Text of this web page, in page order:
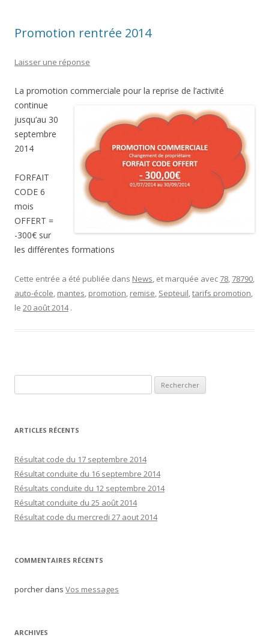
Promotion rentrée 2014
Laisser une réponse
La promotion commerciale pour la reprise de l’activité
continue
jusqu’au 30
septembre
2014
FORFAIT
CODE 6
mois
OFFERT =
-300€ sur
les différentes formations
Cette entrée a été publiée dans News, et marquée avec 78, 78790,
auto-école, mantes, promotion, remise, Septeuil,tarifs promotion,
le 20 août 2014 .
e
h
r
c
h
e
r
ARTICLES RÉCENTS
Résultat code du 17 septembre 2014
Résultat conduite du 16 septembre 2014
Résultats conduite du 12 septembre 2014
Résultat conduite du 25 août 2014
Résultat code du mercredi 27 aout 2014
COMMENTAIRES RÉCENTS
porcher dans Vos messages
ARCHIVES